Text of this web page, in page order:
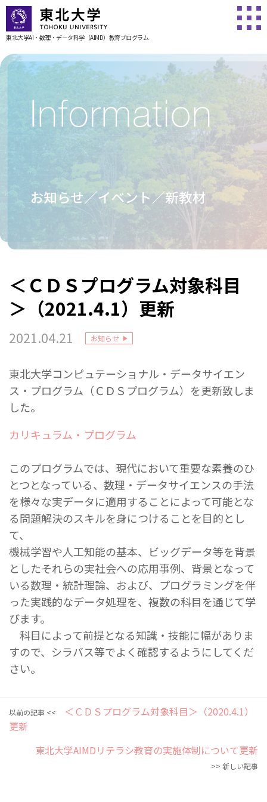
東北大学AI・数理・データ科学（AIMD）教育プログラム
＜ＣＤＳプログラム対象科目
＞（2021.4.1）更新
2021.04.21 お知らせ
東北大学コンピュテーショナル・データサイエン
ス・プログラム（ＣＤＳプログラム）を更新致しま
した。
カリキュラム・プログラム
このプログラムでは、現代において重要な素養のひ
とつとなっている、数理・データサイエンスの手法
を様々な実データに適用することによって可能とな
る問題解決のスキルを身につけることを目的とし
て、
機械学習や人工知能の基本、ビッグデータ等を背景
としたそれらの実社会への応用事例、背景となって
いる数理・統計理論、および、プログラミングを伴
った実践的なデータ処理を、複数の科目を通じて学
びます。
科目によって前提となる知識・技能に幅がありま
すので、シラバス等でよく確認するようにしてくだ
さい。
以前の記事 <<
＜ＣＤＳプログラム対象科目＞（2020.4.1）
更新
東北大学AIMDリテラシ教育の実施体制について更新
>> 新しい記事